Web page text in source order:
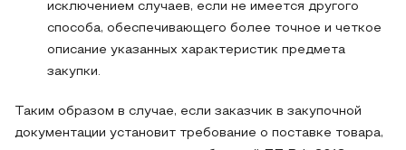
исключением случаев, если не имеется другого
способа, обеспечивающего более точное и четкое
описание указанных характеристик предмета
закупки.
Таким образом в случае, если заказчик в закупочной
документации установит требование о поставке товара,